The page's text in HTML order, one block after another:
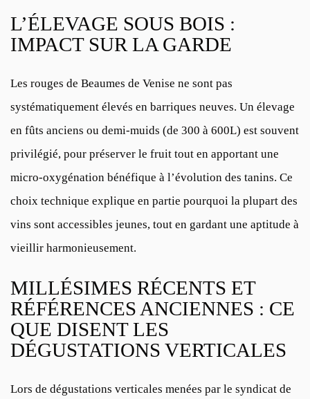
L’ÉLEVAGE SOUS BOIS :
IMPACT SUR LA GARDE
Les rouges de Beaumes de Venise ne sont pas
systématiquement élevés en barriques neuves. Un élevage
en fûts anciens ou demi-muids (de 300 à 600L) est souvent
privilégié, pour préserver le fruit tout en apportant une
micro-oxygénation bénéfique à l’évolution des tanins. Ce
choix technique explique en partie pourquoi la plupart des
vins sont accessibles jeunes, tout en gardant une aptitude à
vieillir harmonieusement.
MILLÉSIMES RÉCENTS ET
RÉFÉRENCES ANCIENNES : CE
QUE DISENT LES
DÉGUSTATIONS VERTICALES
Lors de dégustations verticales menées par le syndicat de